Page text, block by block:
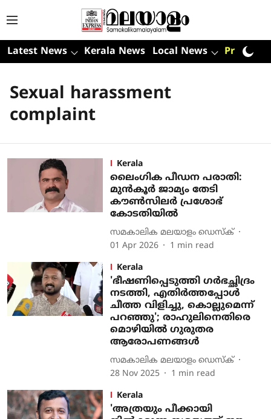
Latest News Kerala News Local News Premium
Sexual harassment
complaint
Kerala
ലൈംഗിക പീഡന പരാതി:
മുന്‍കൂര്‍ ജാമ്യം തേടി
കൗണ്‍സിലര്‍ പ്രശോഭ്
കോടതിയില്‍
സമകാലിക മലയാളം ഡെസ്ക്
01 Apr 2026
1 min read
Kerala
'ഭീഷണിപ്പെടുത്തി ​ഗർഭച്ഛിദ്രം
നടത്തി, എതിർത്തപ്പോൾ
ചീത്ത വിളിച്ചു, കൊല്ലുമെന്ന്
പറഞ്ഞു'; രാഹുലിനെതിരെ
മൊഴിയിൽ ​ഗുരുതര
ആരോപണങ്ങൾ
സമകാലിക മലയാളം ഡെസ്ക്
28 Nov 2025
1 min read
Kerala
'അത്രയും പീക്കായി